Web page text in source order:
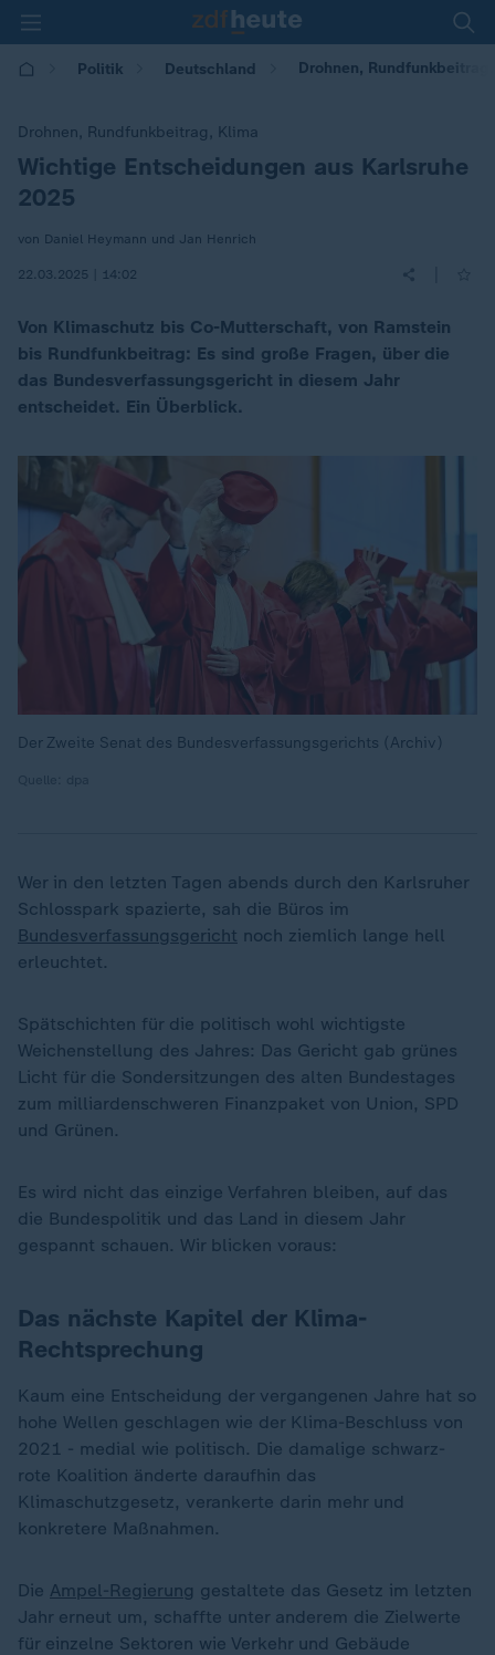
Politik Deutschland Drohnen,
Drohnen, Rundfunkbeitrag, Klima
:
Wichtige Entscheidungen aus Karlsruhe
2025
von Daniel Heymann und Jan Henrich
22.03.2025 | 14:02
Von Klimaschutz bis Co-Mutterschaft, von Ramstein
bis Rundfunkbeitrag: Es sind große Fragen, über die
das Bundesverfassungsgericht in diesem Jahr
entscheidet. Ein Überblick.
Der Zweite Senat des Bundesverfassungsgerichts (Archiv)
Wer in den letzten Tagen abends durch den Karlsruher
Schlosspark spazierte, sah die Büros im
Bundesverfassungsgericht noch ziemlich lange hell
erleuchtet.
Spätschichten für die politisch wohl wichtigste
Weichenstellung des Jahres: Das Gericht gab grünes
Licht für die Sondersitzungen des alten Bundestages
zum milliardenschweren Finanzpaket von Union, SPD
und Grünen.
Es wird nicht das einzige Verfahren bleiben, auf das
die Bundespolitik und das Land in diesem Jahr
gespannt schauen. Wir blicken voraus:
Das nächste Kapitel der Klima-
Rechtsprechung
Kaum eine Entscheidung der vergangenen Jahre hat so
hohe Wellen geschlagen wie der Klima-Beschluss von
2021 - medial wie politisch. Die damalige schwarz-
rote Koalition änderte daraufhin das
Klimaschutzgesetz, verankerte darin mehr und
konkretere Maßnahmen.
Die Ampel-Regierung gestaltete das Gesetz im letzten
Jahr erneut um, schaffte unter anderem die Zielwerte
für einzelne Sektoren wie Verkehr und Gebäude